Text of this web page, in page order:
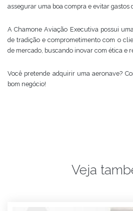
assegurar uma boa compra e evitar gastos
A Chamone Aviação Executiva possui
de tradição e comprometimento com o
de mercado, buscando inovar com ética e
Você pretende adquirir uma aeronave?
bom negócio!
Veja